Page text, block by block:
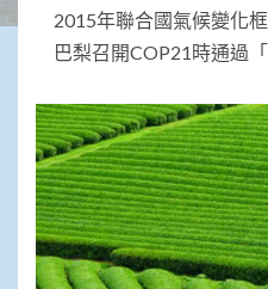
2015年聯合國氣候變化
巴梨召開COP21時通過